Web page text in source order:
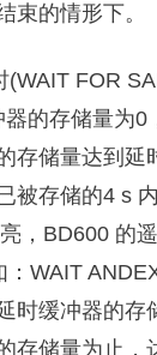
束的情形下。
(WAIT FOR
的存储量为
存储量达到
被存储的4 s
，BD600 的
WAIT
时缓冲器的存
存储量为止